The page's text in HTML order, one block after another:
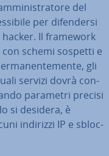
del
per di­fen­der­si
Il framework
con schemi sospetti e
gli
servizi dovrà con­
parametri precisi
si desidera, è
indirizzi IP e sbloc­